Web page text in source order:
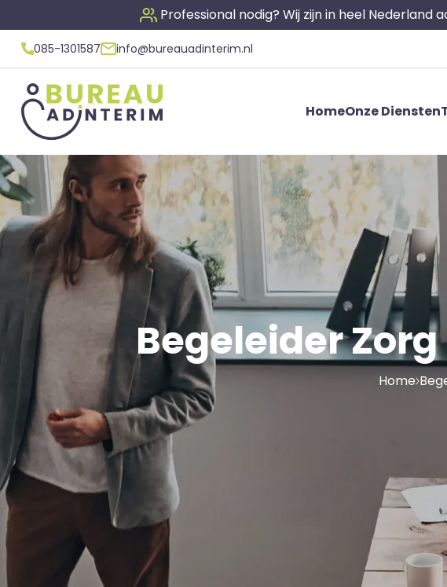
Professional nodig? Wij zijn in heel
085-1301587 info@bureauadinterim.nl
HomeOnze Diensten
Begeleider
Home